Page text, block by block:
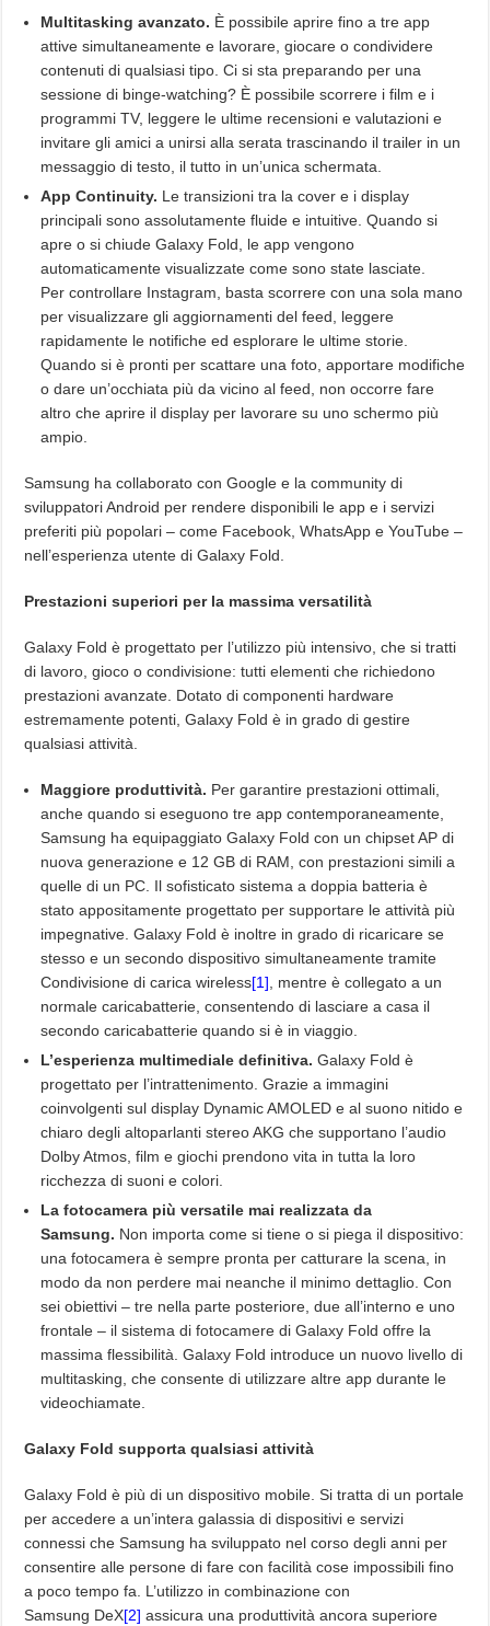
Multitasking avanzato. È possibile aprire fino a tre app
attive simultaneamente e lavorare, giocare o condividere
contenuti di qualsiasi tipo. Ci si sta preparando per una
sessione di binge-watching? È possibile scorrere i film e i
programmi TV, leggere le ultime recensioni e valutazioni e
invitare gli amici a unirsi alla serata trascinando il trailer in un
messaggio di testo, il tutto in un’unica schermata.
App Continuity. Le transizioni tra la cover e i display
principali sono assolutamente fluide e intuitive. Quando si
apre o si chiude Galaxy Fold, le app vengono
automaticamente visualizzate come sono state lasciate.
Per controllare Instagram, basta scorrere con una sola mano
per visualizzare gli aggiornamenti del feed, leggere
rapidamente le notifiche ed esplorare le ultime storie.
Quando si è pronti per scattare una foto, apportare modifiche
o dare un’occhiata più da vicino al feed, non occorre fare
altro che aprire il display per lavorare su uno schermo più
ampio.
Samsung ha collaborato con Google e la community di
sviluppatori Android per rendere disponibili le app e i servizi
preferiti più popolari – come Facebook, WhatsApp e YouTube –
nell’esperienza utente di Galaxy Fold.
Prestazioni superiori per la massima versatilità
Galaxy Fold è progettato per l’utilizzo più intensivo, che si tratti
di lavoro, gioco o condivisione: tutti elementi che richiedono
prestazioni avanzate. Dotato di componenti hardware
estremamente potenti, Galaxy Fold è in grado di gestire
qualsiasi attività.
Maggiore produttività. Per garantire prestazioni ottimali,
anche quando si eseguono tre app contemporaneamente,
Samsung ha equipaggiato Galaxy Fold con un chipset AP di
nuova generazione e 12 GB di RAM, con prestazioni simili a
quelle di un PC. Il sofisticato sistema a doppia batteria è
stato appositamente progettato per supportare le attività più
impegnative. Galaxy Fold è inoltre in grado di ricaricare se
stesso e un secondo dispositivo simultaneamente tramite
Condivisione di carica wireless[1] , mentre è collegato a un
normale caricabatterie, consentendo di lasciare a casa il
secondo caricabatterie quando si è in viaggio.
L’esperienza multimediale definitiva. Galaxy Fold è
progettato per l’intrattenimento. Grazie a immagini
coinvolgenti sul display Dynamic AMOLED e al suono nitido e
chiaro degli altoparlanti stereo AKG che supportano l’audio
Dolby Atmos, film e giochi prendono vita in tutta la loro
ricchezza di suoni e colori.
La fotocamera più versatile mai realizzata da
Samsung. Non importa come si tiene o si piega il dispositivo:
una fotocamera è sempre pronta per catturare la scena, in
modo da non perdere mai neanche il minimo dettaglio. Con
sei obiettivi – tre nella parte posteriore, due all’interno e uno
frontale – il sistema di fotocamere di Galaxy Fold offre la
massima flessibilità. Galaxy Fold introduce un nuovo livello di
multitasking, che consente di utilizzare altre app durante le
videochiamate.
Galaxy Fold supporta qualsiasi attività
Galaxy Fold è più di un dispositivo mobile. Si tratta di un portale
per accedere a un’intera galassia di dispositivi e servizi
connessi che Samsung ha sviluppato nel corso degli anni per
consentire alle persone di fare con facilità cose impossibili fino
a poco tempo fa. L’utilizzo in combinazione con
Samsung DeX[2] assicura una produttività ancora superiore